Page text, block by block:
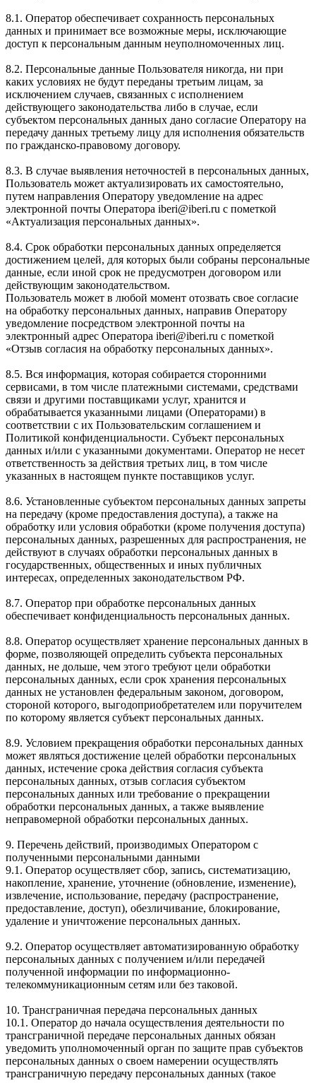
8.1. Оператор обеспечивает сохранность персональных
данных и принимает все возможные меры, исключающие
доступ к персональным данным неуполномоченных лиц.
8.2. Персональные данные Пользователя никогда, ни при
каких условиях не будут переданы третьим лицам, за
исключением случаев, связанных с исполнением
действующего законодательства либо в случае, если
субъектом персональных данных дано согласие Оператору на
передачу данных третьему лицу для исполнения обязательств
по гражданско-правовому договору.
8.3. В случае выявления неточностей в персональных данных,
Пользователь может актуализировать их самостоятельно,
путем направления Оператору уведомление на адрес
электронной почты Оператора iberi@iberi.ru с пометкой
«Актуализация персональных данных».
8.4. Срок обработки персональных данных определяется
достижением целей, для которых были собраны персональные
данные, если иной срок не предусмотрен договором или
действующим законодательством.
Пользователь может в любой момент отозвать свое согласие
на обработку персональных данных, направив Оператору
уведомление посредством электронной почты на
электронный адрес Оператора iberi@iberi.ru с пометкой
«Отзыв согласия на обработку персональных данных».
8.5. Вся информация, которая собирается сторонними
сервисами, в том числе платежными системами, средствами
связи и другими поставщиками услуг, хранится и
обрабатывается указанными лицами (Операторами) в
соответствии с их Пользовательским соглашением и
Политикой конфиденциальности. Субъект персональных
данных и/или с указанными документами. Оператор не несет
ответственность за действия третьих лиц, в том числе
указанных в настоящем пункте поставщиков услуг.
8.6. Установленные субъектом персональных данных запреты
на передачу (кроме предоставления доступа), а также на
обработку или условия обработки (кроме получения доступа)
персональных данных, разрешенных для распространения, не
действуют в случаях обработки персональных данных в
государственных, общественных и иных публичных
интересах, определенных законодательством РФ.
8.7. Оператор при обработке персональных данных
обеспечивает конфиденциальность персональных данных.
8.8. Оператор осуществляет хранение персональных данных в
форме, позволяющей определить субъекта персональных
данных, не дольше, чем этого требуют цели обработки
персональных данных, если срок хранения персональных
данных не установлен федеральным законом, договором,
стороной которого, выгодоприобретателем или поручителем
по которому является субъект персональных данных.
8.9. Условием прекращения обработки персональных данных
может являться достижение целей обработки персональных
данных, истечение срока действия согласия субъекта
персональных данных, отзыв согласия субъектом
персональных данных или требование о прекращении
обработки персональных данных, а также выявление
неправомерной обработки персональных данных.
9. Перечень действий, производимых Оператором с
полученными персональными данными
9.1. Оператор осуществляет сбор, запись, систематизацию,
накопление, хранение, уточнение (обновление, изменение),
извлечение, использование, передачу (распространение,
предоставление, доступ), обезличивание, блокирование,
удаление и уничтожение персональных данных.
9.2. Оператор осуществляет автоматизированную обработку
персональных данных с получением и/или передачей
полученной информации по информационно-
телекоммуникационным сетям или без таковой.
10. Трансграничная передача персональных данных
10.1. Оператор до начала осуществления деятельности по
трансграничной передаче персональных данных обязан
уведомить уполномоченный орган по защите прав субъектов
персональных данных о своем намерении осуществлять
трансграничную передачу персональных данных (такое